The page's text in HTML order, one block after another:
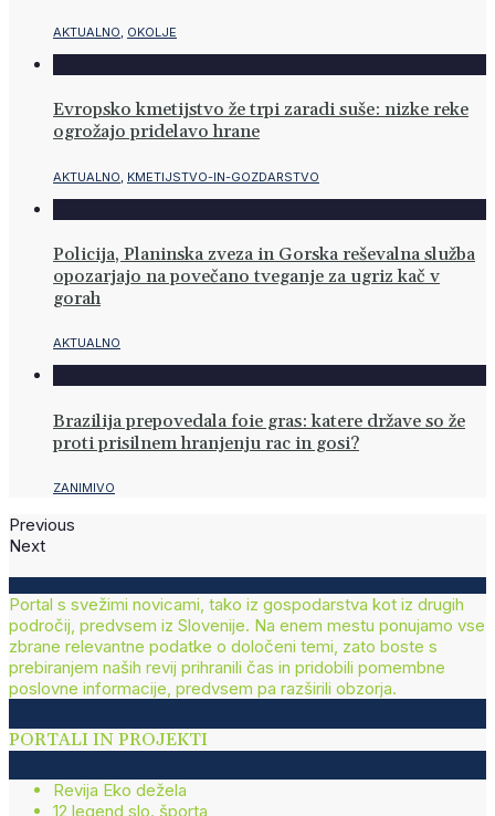
AKTUALNO, OKOLJE
Evropsko kmetijstvo že trpi zaradi suše: nizke reke
ogrožajo pridelavo hrane
AKTUALNO KMETIJSTVO-IN-GOZDARSTVO
Policija, Planinska zveza in Gorska reševalna služba
opozarjajo na povečano tveganje za ugriz kač v
gorah
AKTUALNO
Brazilija prepovedala foie gras: katere države so že
proti prisilnem hranjenju rac in gosi?
ZANIMIVO
Previous
Next
Portal s svežimi novicami, tako iz gospodarstva kot iz drugih
področij, predvsem iz Slovenije. Na enem mestu ponujamo vse
zbrane relevantne podatke o določeni temi, zato boste s
prebiranjem naših revij prihranili čas in pridobili pomembne
poslovne informacije, predvsem pa razširili obzorja.
PORTALI IN PROJEKTI
Revija Eko dežela
12 legend slo. športa